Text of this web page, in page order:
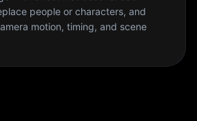
people or characters, and
motion, timing, and scene